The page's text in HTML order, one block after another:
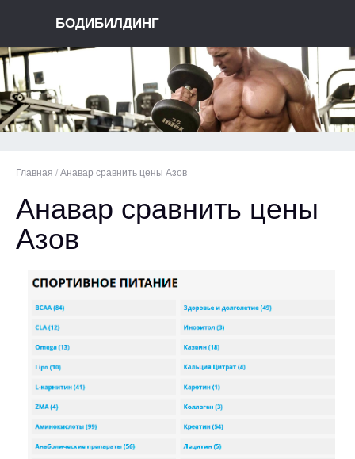
БОДИБИЛДИНГ
Главная / Анавар сравнить цены Азов
Анавар сравнить цены
Азов